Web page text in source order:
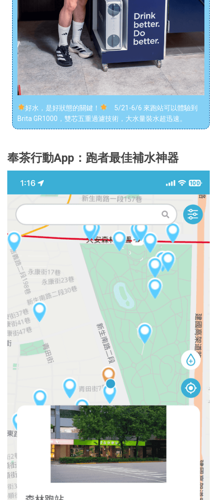
好水，是好狀態的關鍵！
5/21-6/6 來跑站可以體驗到
Brita GR1000，雙芯五重過濾技術，大水量裝水超迅速。
奉茶行動App：跑者最佳補水神器